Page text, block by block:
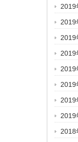
2019
2019
2019
2019
2019
2019
2019
2019
2018